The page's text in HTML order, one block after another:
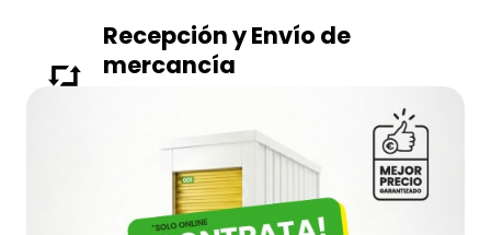
Recepción y Envío de
mercancía
Te garantizamos un profesional servicio, con